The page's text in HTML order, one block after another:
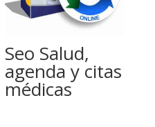
Seo Salud,
agenda y citas
médicas